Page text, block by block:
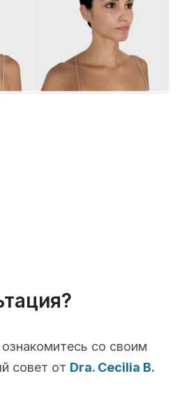
со своим
совет от Dra. Cecilia B.